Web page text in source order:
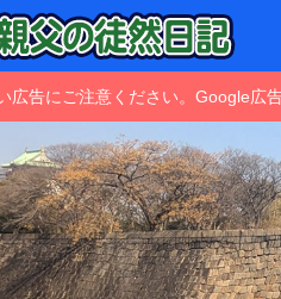
広告にご注意ください。Google広